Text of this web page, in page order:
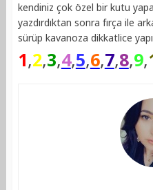
kendiniz çok özel bir kutu
yazdırdıktan sonra fırça ile
sürüp kavanoza dikkatlice
1,2,3,4,5,6,7,8,9,